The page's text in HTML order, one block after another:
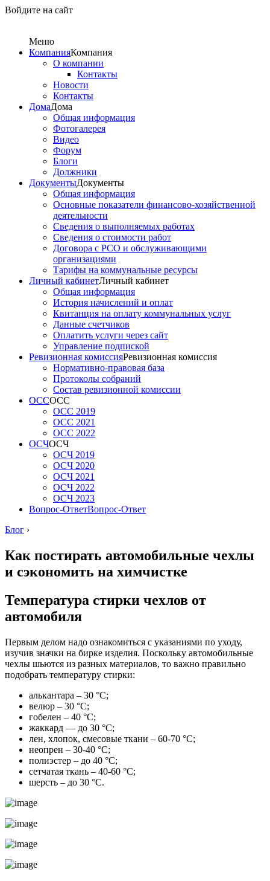
Войдите на сайт
Меню
КомпанияКомпания
О компании
Контакты
Новости
Контакты
ДомаДома
Общая информация
Фотогалерея
Видео
Форум
Блоги
Должники
ДокументыДокументы
Общая информация
Основные показатели финансово-хозяйственной
деятельности
Сведения о выполняемых работах
Сведения о стоимости работ
Договора с РСО и обслуживающими
организациями
Тарифы на коммунальные ресурсы
Личный кабинетЛичный кабинет
Общая информация
История начислений и оплат
Квитанция на оплату коммунальных услуг
Данные счетчиков
Оплатить услуги через сайт
Управление подпиской
Ревизионная комиссияРевизионная комиссия
Нормативно-правовая база
Протоколы собраний
Состав ревизионной комиссии
ОССОСС
ОСС 2019
ОСС 2021
ОСС 2022
ОСЧОСЧ
ОСЧ 2019
ОСЧ 2020
ОСЧ 2021
ОСЧ 2022
ОСЧ 2023
Вопрос-ОтветВопрос-Ответ
Блог ›
Как постирать автомобильные чехлы
и сэкономить на химчистке
Температура стирки чехлов от
автомобиля
Первым делом надо ознакомиться с указаниями по уходу,
изучив значки на бирке изделия. Поскольку автомобильные
чехлы шьются из разных материалов, то важно правильно
подобрать температуру стирки:
алькантара – 30 °C;
велюр – 30 °C;
гобелен – 40 °C;
жаккард — до 30 °С;
лен, хлопок, смесовые ткани – 60-70 °C;
неопрен – 30-40 °C;
полиэстер – до 40 °C;
сетчатая ткань – 40-60 °C;
шерсть – до 30 °C.